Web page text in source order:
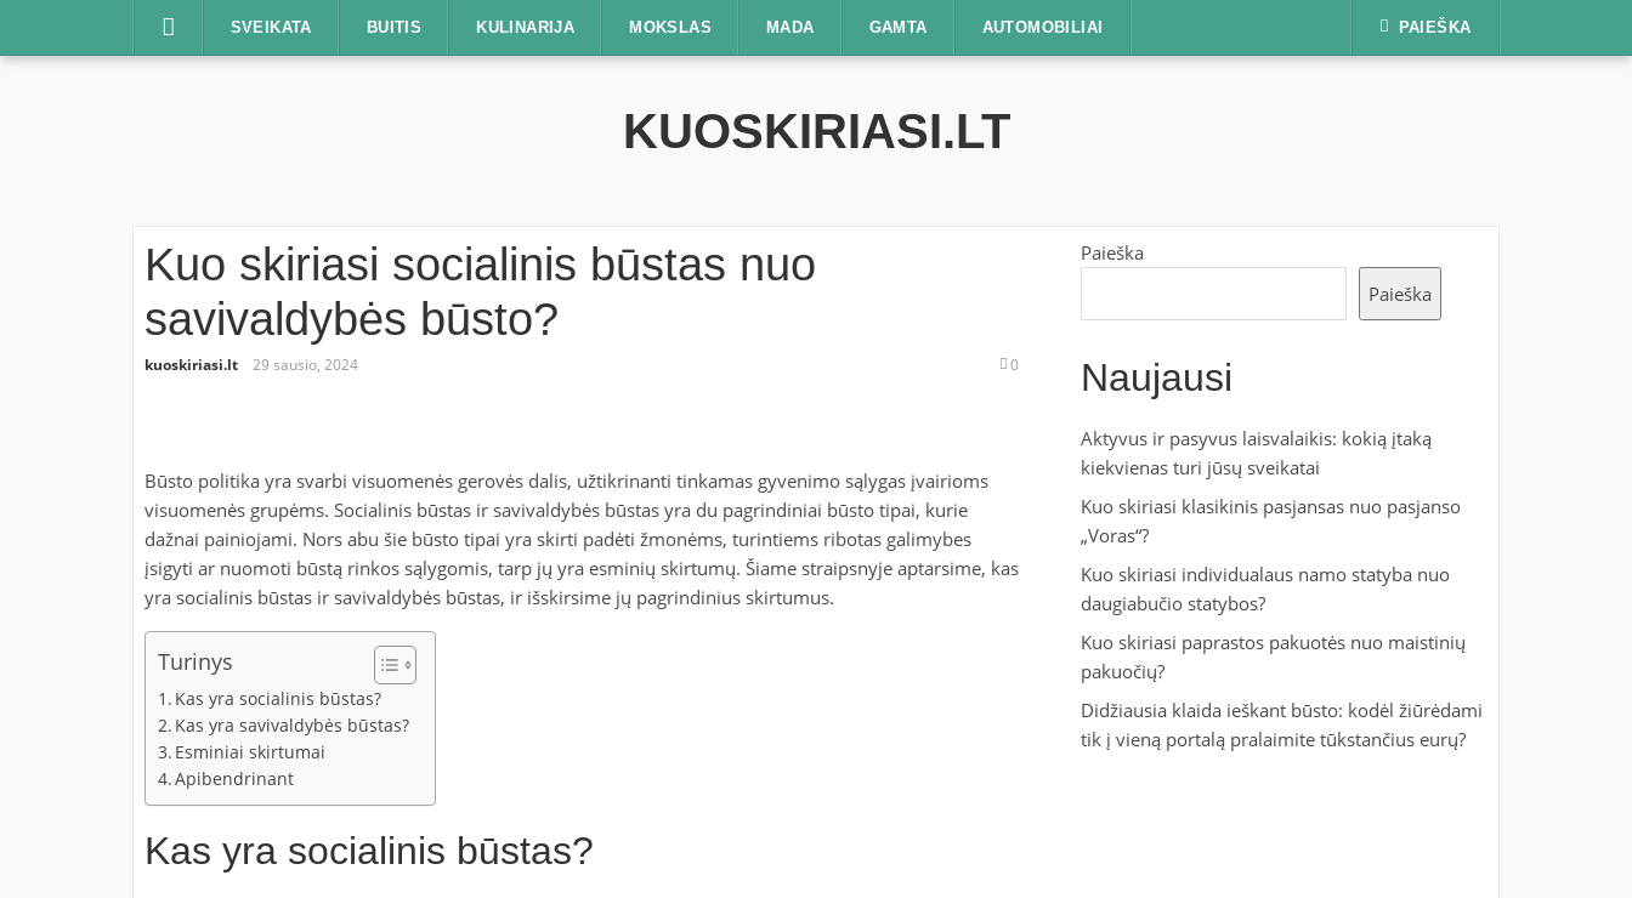
SVEIKATA BUITIS KULINARIJA MOKSLAS MADA GAMTA AUTOMOBILIAI PAIEŠKA
KUOSKIRIASI.LT
Kuo skiriasi socialinis būstas nuo
savivaldybės būsto?
kuoskiriasi.lt 29 sausio, 2024 0
Būsto politika yra svarbi visuomenės gerovės dalis, užtikrinanti tinkamas gyvenimo sąlygas įvairioms
visuomenės grupėms. Socialinis būstas ir savivaldybės būstas yra du pagrindiniai būsto tipai, kurie
dažnai painiojami. Nors abu šie būsto tipai yra skirti padėti žmonėms, turintiems ribotas galimybes
įsigyti ar nuomoti būstą rinkos sąlygomis, tarp jų yra esminių skirtumų. Šiame straipsnyje aptarsime, kas
yra socialinis būstas ir savivaldybės būstas, ir išskirsime jų pagrindinius skirtumus.
Turinys
Kas yra socialinis būstas?
Kas yra savivaldybės būstas?
Esminiai skirtumai
Apibendrinant
Kas yra socialinis būstas?
Paieška
Paieška
Naujausi
Aktyvus ir pasyvus laisvalaikis: kokią įtaką
kiekvienas turi jūsų sveikatai
Kuo skiriasi klasikinis pasjansas nuo pasjanso
„Voras“?
Kuo skiriasi individualaus namo statyba nuo
daugiabučio statybos?
Kuo skiriasi paprastos pakuotės nuo maistinių
pakuočių?
Didžiausia klaida ieškant būsto: kodėl žiūrėdami
tik į vieną portalą pralaimite tūkstančius eurų?